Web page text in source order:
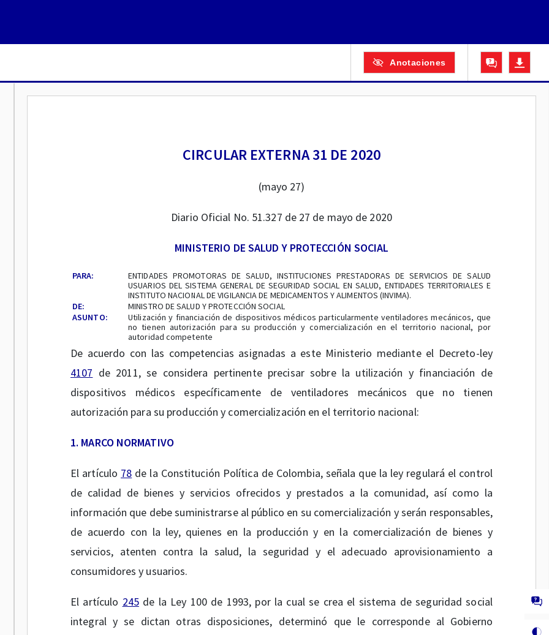
Anotaciones
CIRCULAR EXTERNA 31 DE 2020
(mayo 27)
Diario Oficial No. 51.327 de 27 de mayo de 2020
MINISTERIO DE SALUD Y PROTECCIÓN SOCIAL
PARA:
ENTIDADES PROMOTORAS DE SALUD, INSTITUCIONES PRESTADORAS DE SERVICIOS DE SALUD
USUARIOS DEL SISTEMA GENERAL DE SEGURIDAD SOCIAL EN SALUD, ENTIDADES TERRITORIALES E
INSTITUTO NACIONAL DE VIGILANCIA DE MEDICAMENTOS Y ALIMENTOS (INVIMA).
DE:
MINISTRO DE SALUD Y PROTECCIÓN SOCIAL
ASUNTO:
Utilización y financiación de dispositivos médicos particularmente ventiladores mecánicos, que
no tienen autorización para su producción y comercialización en el territorio nacional, por
autoridad competente
De acuerdo con las competencias asignadas a este Ministerio mediante el Decreto-ley
4107 de 2011, se considera pertinente precisar sobre la utilización y financiación de
dispositivos médicos específicamente de ventiladores mecánicos que no tienen
autorización para su producción y comercialización en el territorio nacional:
1. MARCO NORMATIVO
El artículo 78 de la Constitución Política de Colombia, señala que la ley regulará el control
de calidad de bienes y servicios ofrecidos y prestados a la comunidad, así como la
información que debe suministrarse al público en su comercialización y serán responsables,
de acuerdo con la ley, quienes en la producción y en la comercialización de bienes y
servicios, atenten contra la salud, la seguridad y el adecuado aprovisionamiento a
consumidores y usuarios.
El artículo 245de la Ley 100 de 1993, por la cual se crea el sistema de seguridad social
integral y se dictan otras disposiciones, determinó que le corresponde al Gobierno